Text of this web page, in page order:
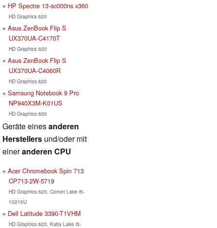
HP Spectre 13-ac000ns x360
HD Graphics 620
Asus ZenBook Flip S
UX370UA-C4170T
HD Graphics 620
Asus ZenBook Flip S
UX370UA-C4060R
HD Graphics 620
Samsung Notebook 9 Pro
NP940X3M-K01US
HD Graphics 620
Geräte einesanderen
Herstellers und/oder mit
eineranderen CPU
Acer Chromebook Spin 713
CP713-2W-5719
HD Graphics 620, Comet Lake i5-
10210U
Dell Latitude 3390-T1VHM
HD Graphics 620, Kaby Lake i3-